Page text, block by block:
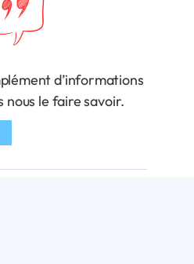
d’informations
nous le faire savoir.